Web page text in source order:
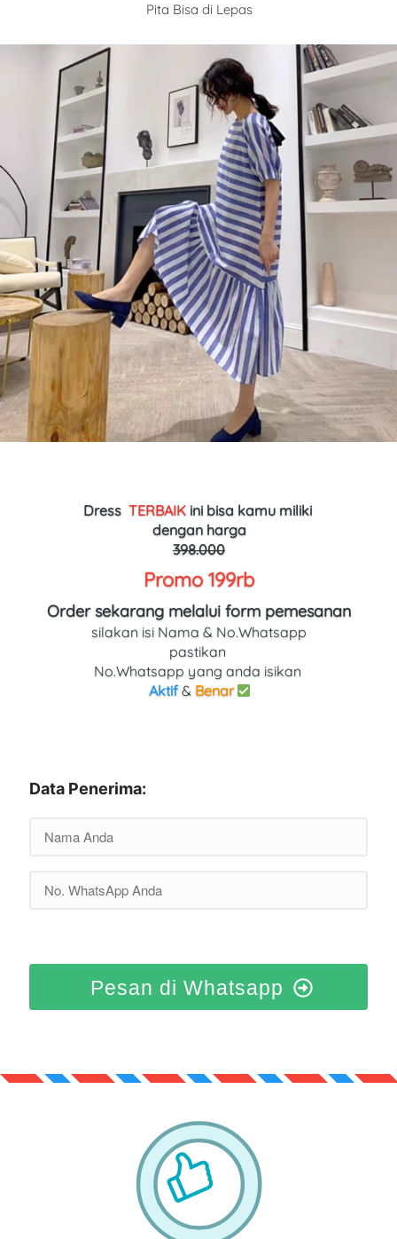
Pita Bisa di Lepas
Dress TERBAIK ini bisa kamu miliki
dengan harga
398.000
Promo 199rb
Order sekarang melalui form pemesanan
silakan isi Nama & No.Whatsapp
pastikan
No.Whatsapp yang anda isikan
Aktif & Benar
Data Penerima:
Pesan di Whatsapp